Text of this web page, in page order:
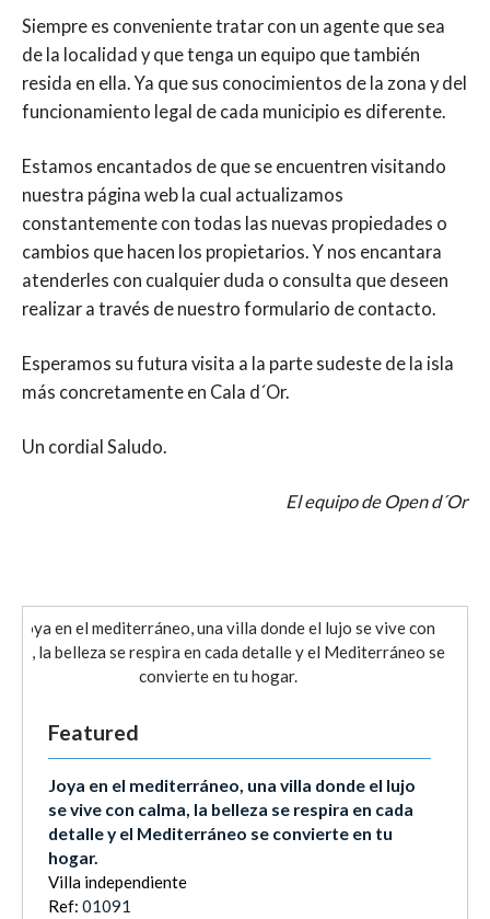
Siempre es conveniente tratar con un agente que sea
de la localidad y que tenga un equipo que también
resida en ella. Ya que sus conocimientos de la zona y del
funcionamiento legal de cada municipio es diferente.
Estamos encantados de que se encuentren visitando
nuestra página web la cual actualizamos
constantemente con todas las nuevas propiedades o
cambios que hacen los propietarios. Y nos encantara
atenderles con cualquier duda o consulta que deseen
realizar a través de nuestro formulario de contacto.
Esperamos su futura visita a la parte sudeste de la isla
más concretamente en Cala d´Or.
Un cordial Saludo.
El equipo de Open d´Or
Featured
Joya en el mediterráneo, una villa donde el lujo
se vive con calma, la belleza se respira en cada
detalle y el Mediterráneo se convierte en tu
hogar.
Villa independiente
Ref: 01091